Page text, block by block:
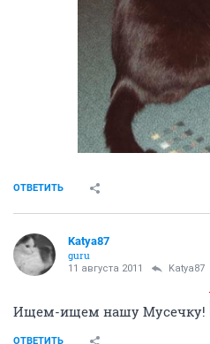
ОТВЕТИТЬ
Katya87
guru
11 августа 2011 Katya87
Ищем-ищем нашу Мусечку!
ОТВЕТИТЬ